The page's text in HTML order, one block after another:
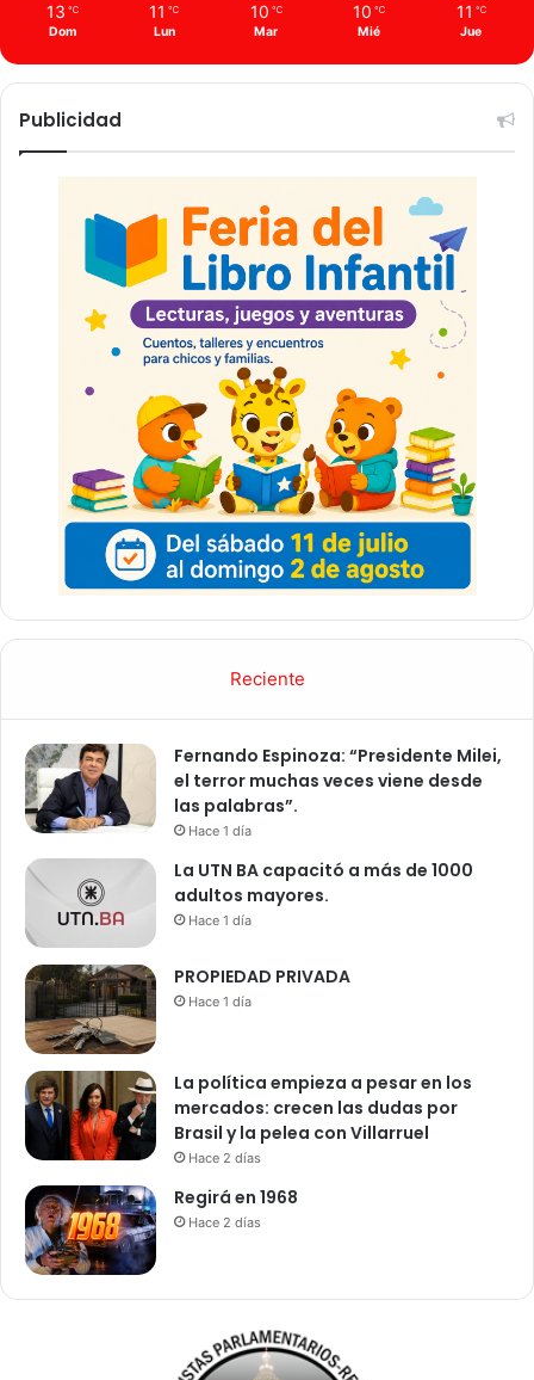
13 ℃
Dom
11 ℃
Lun
10 ℃
Mar
10 ℃
Mié
11 ℃
Jue
Publicidad
Reciente
Fernando Espinoza: “Presidente Milei,
el terror muchas veces viene desde
las palabras”.
Hace 1 día
La UTN BA capacitó a más de 1000
adultos mayores.
Hace 1 día
PROPIEDAD PRIVADA
Hace 1 día
La política empieza a pesar en los
mercados: crecen las dudas por
Brasil y la pelea con Villarruel
Hace 2 días
Regirá en 1968
Hace 2 días